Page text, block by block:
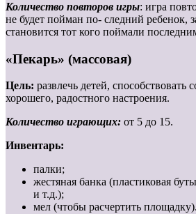
Количество повторов игры: игра
не будет пойман по- следний ребенок,
становится тот кого поймали
«Пекарь» (массовая)
Цель: развлечь детей, способствовать
хорошего, радостного настроения.
Количество играющих: от 5 до 15.
Инвентарь:
палки;
жестяная банка (пластиковая
и т.д.);
мел (чтобы расчертить площадку).